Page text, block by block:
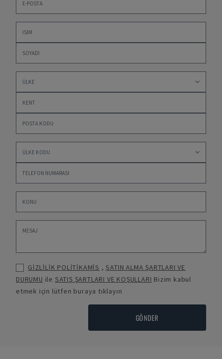
GİZLİLİK POLİTİKAMİS ,SATIN ALMA ŞARTLARI VE
DURUMU ile SATIŞ ŞARTLARI VE KOŞULLARI Bizim kabul
etmek için lütfen buraya tıklayın
GÖNDER